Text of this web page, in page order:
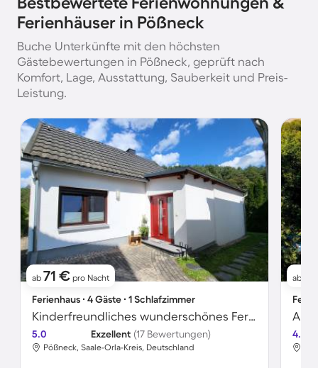
Ferienhäuser in Pößneck
Buche Unterkünfte mit den höchsten
Gästebewertungen in Pößneck, geprüft nach
Komfort, Lage, Ausstattung, Sauberkeit und Preis-
Leistung.
ab 71 € pro Nacht
Ferienhaus ∙ 4 Gäste ∙ 1 Schlafzimmer
Kinderfreundliches wunderschönes Ferienhaus mit Garten, Grill und Terrasse
5.0 Exzellent (17 Bewertungen)
Pößneck, Saale-Orla-Kreis, Deutschland
ab
4.8